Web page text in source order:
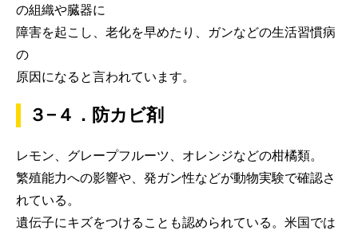
の組織や臓器に
障害を起こし、老化を早めたり、ガンなどの生活習慣病
の
原因になると言われています。
３−４．防カビ剤
レモン、グレープフルーツ、オレンジなどの柑橘類。
繁殖能力への影響や、発ガン性などが動物実験で確認さ
れている。
遺伝子にキズをつけることも認められている。米国では